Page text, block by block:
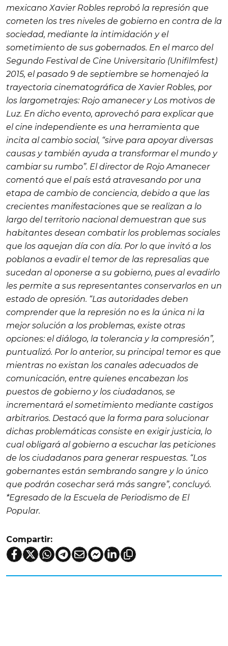
mexicano Xavier Robles reprobó la represión que
cometen los tres niveles de gobierno en contra de la
sociedad, mediante la intimidación y el
sometimiento de sus gobernados. En el marco del
Segundo Festival de Cine Universitario (Unifilmfest)
2015, el pasado 9 de septiembre se homenajeó la
trayectoria cinematográfica de Xavier Robles, por
los largometrajes: Rojo amanecer yLos motivos de
Luz. En dicho evento, aprovechó para explicar que
el cine independiente es una herramienta que
incita al cambio social, “sirve para apoyar diversas
causas y también ayuda a transformar el mundo y
cambiar su rumbo”. El director de Rojo Amanecer
comentó que el país está atravesando por una
etapa de cambio de conciencia, debido a que las
crecientes manifestaciones que se realizan a lo
largo del territorio nacional demuestran que sus
habitantes desean combatir los problemas sociales
que los aquejan día con día. Por lo que invitó a los
poblanos a evadir el temor de las represalias que
sucedan al oponerse a su gobierno, pues al evadirlo
les permite a sus representantes conservarlos en un
estado de opresión. “Las autoridades deben
comprender que la represión no es la única ni la
mejor solución a los problemas, existe otras
opciones: el diálogo, la tolerancia y la compresión”,
puntualizó. Por lo anterior, su principal temor es que
mientras no existan los canales adecuados de
comunicación, entre quienes encabezan los
puestos de gobierno y los ciudadanos, se
incrementará el sometimiento mediante castigos
arbitrarios. Destacó que la forma para solucionar
dichas problemáticas consiste en exigir justicia, lo
cual obligará al gobierno a escuchar las peticiones
de los ciudadanos para generar respuestas. “Los
gobernantes están sembrando sangre y lo único
que podrán cosechar será más sangre”, concluyó.
*Egresado de la Escuela de Periodismo de El
Popular.
Compartir: